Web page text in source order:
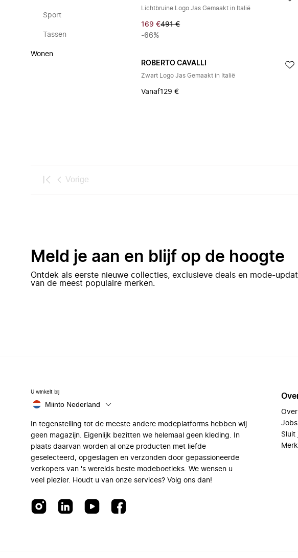
Sport
Tassen
Wonen
Lichtbruine Logo Jas Gemaakt in Italië
169 €491 €
-66%
ROBERTO CAVALLI
Zwart Logo Jas Gemaakt in Italië
Vanaf129 €
Vorige
Meld je aan en blijf op de hoogte
Ontdek als eerste nieuwe collecties, exclusieve deals en mode-
van de meest populaire merken.
U winkelt bij
Miinto Nederland
In tegenstelling tot de meeste andere modeplatforms hebben wij
geen magazijn. Eigenlijk bezitten we helemaal geen kleding. In
plaats daarvan worden al onze producten met liefde
geselecteerd, opgeslagen en verzonden door gepassioneerde
verkopers van 's werelds beste modeboetieks. We wensen u
veel plezier. Houdt u van onze services? Volg ons dan!
Jobs
Sluit